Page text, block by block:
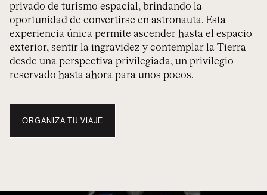
privado de turismo espacial, brindando la
oportunidad de convertirse en astronauta. Esta
experiencia única permite ascender hasta el espacio
exterior, sentir la ingravidez y contemplar la Tierra
desde una perspectiva privilegiada, un privilegio
reservado hasta ahora para unos pocos.
ORGANIZA TU VIAJE